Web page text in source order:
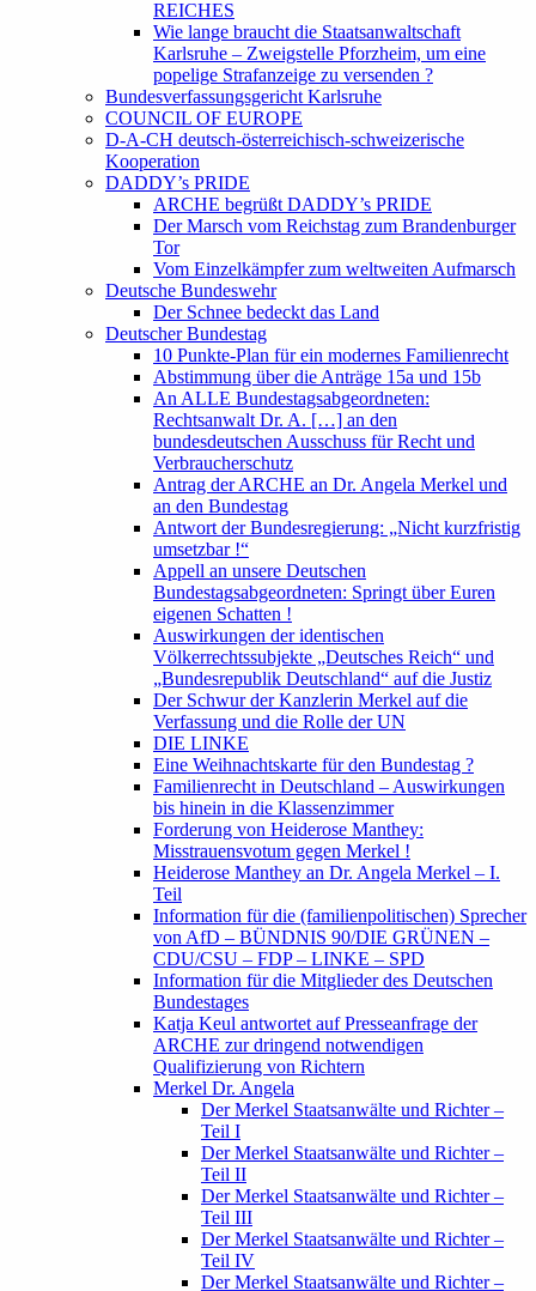
REICHES
Wie lange braucht die Staatsanwaltschaft
Karlsruhe – Zweigstelle Pforzheim, um eine
popelige Strafanzeige zu versenden ?
Bundesverfassungsgericht Karlsruhe
COUNCIL OF EUROPE
D-A-CH deutsch-österreichisch-schweizerische
Kooperation
DADDY’s PRIDE
ARCHE begrüßt DADDY’s PRIDE
Der Marsch vom Reichstag zum Brandenburger
Tor
Vom Einzelkämpfer zum weltweiten Aufmarsch
Deutsche Bundeswehr
Der Schnee bedeckt das Land
Deutscher Bundestag
10 Punkte-Plan für ein modernes Familienrecht
Abstimmung über die Anträge 15a und 15b
An ALLE Bundestagsabgeordneten:
Rechtsanwalt Dr. A. […] an den
bundesdeutschen Ausschuss für Recht und
Verbraucherschutz
Antrag der ARCHE an Dr. Angela Merkel und
an den Bundestag
Antwort der Bundesregierung: „Nicht kurzfristig
umsetzbar !“
Appell an unsere Deutschen
Bundestagsabgeordneten: Springt über Euren
eigenen Schatten !
Auswirkungen der identischen
Völkerrechtssubjekte „Deutsches Reich“ und
„Bundesrepublik Deutschland“ auf die Justiz
Der Schwur der Kanzlerin Merkel auf die
Verfassung und die Rolle der UN
DIE LINKE
Eine Weihnachtskarte für den Bundestag ?
Familienrecht in Deutschland – Auswirkungen
bis hinein in die Klassenzimmer
Forderung von Heiderose Manthey:
Misstrauensvotum gegen Merkel !
Heiderose Manthey an Dr. Angela Merkel – I.
Teil
Information für die (familienpolitischen) Sprecher
von AfD – BÜNDNIS 90/DIE GRÜNEN –
CDU/CSU – FDP – LINKE – SPD
Information für die Mitglieder des Deutschen
Bundestages
Katja Keul antwortet auf Presseanfrage der
ARCHE zur dringend notwendigen
Qualifizierung von Richtern
Merkel Dr. Angela
Der Merkel Staatsanwälte und Richter –
Teil I
Der Merkel Staatsanwälte und Richter –
Teil II
Der Merkel Staatsanwälte und Richter –
Teil III
Der Merkel Staatsanwälte und Richter –
Teil IV
Der Merkel Staatsanwälte und Richter –